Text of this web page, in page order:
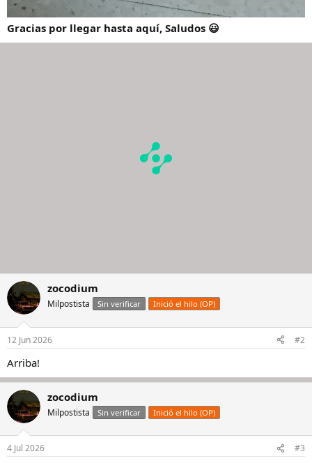
Gracias por llegar hasta aquí, Saludos 😃
zocodium
Milpostista Sin verificar Inició el hilo (OP)
12 Jun 2026 #2
Arriba!
zocodium
Milpostista Sin verificar Inició el hilo (OP)
4 Jul 2026 #3